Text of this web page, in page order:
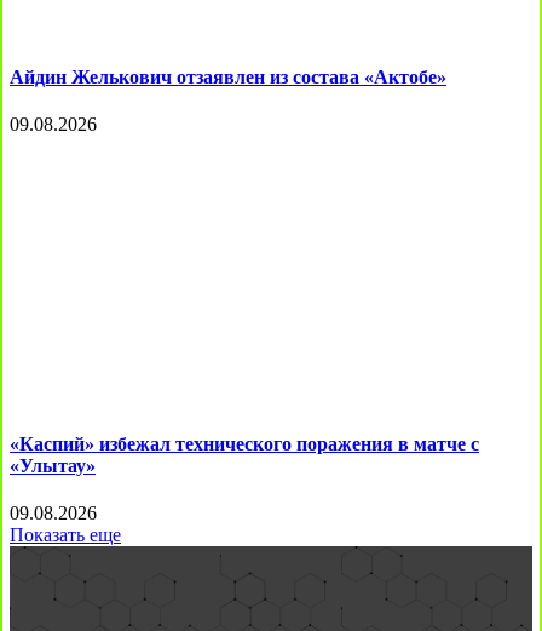
Айдин Желькович отзаявлен из состава «Актобе»
09.08.2026
«Каспий» избежал технического поражения в матче с
«Улытау»
09.08.2026
Показать еще